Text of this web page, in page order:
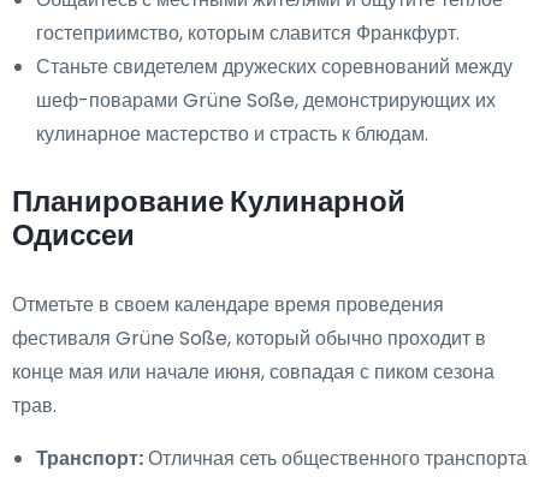
гостеприимство, которым славится Франкфурт.
Станьте свидетелем дружеских соревнований между
шеф-поварами Grüne Soße, демонстрирующих их
кулинарное мастерство и страсть к блюдам.
Планирование Кулинарной
Одиссеи
Отметьте в своем календаре время проведения
фестиваля Grüne Soße, который обычно проходит в
конце мая или начале июня, совпадая с пиком сезона
трав.
Транспорт:Отличная сеть общественного транспорта